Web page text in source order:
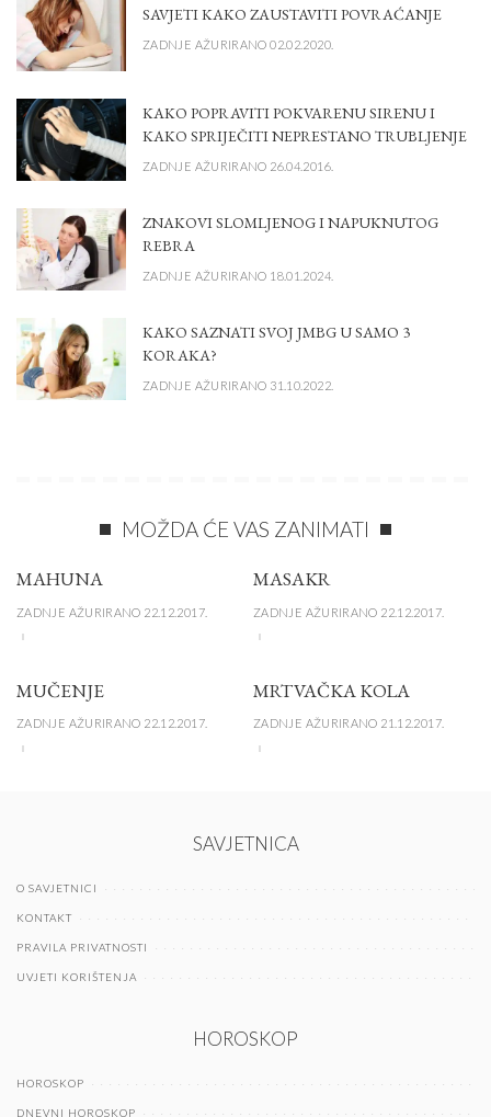
SAVJETI KAKO ZAUSTAVITI POVRAĆANJE
ZADNJE AŽURIRANO 02.02.2020.
KAKO POPRAVITI POKVARENU SIRENU I
KAKO SPRIJEČITI NEPRESTANO TRUBLJENJE
ZADNJE AŽURIRANO 26.04.2016.
ZNAKOVI SLOMLJENOG I NAPUKNUTOG
REBRA
ZADNJE AŽURIRANO 18.01.2024.
KAKO SAZNATI SVOJ JMBG U SAMO 3
KORAKA?
ZADNJE AŽURIRANO 31.10.2022.
MOŽDA ĆE VAS ZANIMATI
MAHUNA
ZADNJE AŽURIRANO 22.12.2017.
MASAKR
ZADNJE AŽURIRANO 22.12.2017.
MUČENJE
ZADNJE AŽURIRANO 22.12.2017.
MRTVAČKA KOLA
ZADNJE AŽURIRANO 21.12.2017.
SAVJETNICA
O SAVJETNICI
KONTAKT
PRAVILA PRIVATNOSTI
UVJETI KORIŠTENJA
HOROSKOP
HOROSKOP
DNEVNI HOROSKOP